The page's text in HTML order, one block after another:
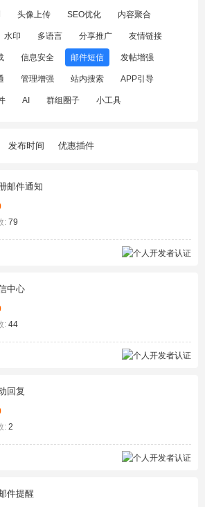
头像上传 SEO优化 内容聚合
水印 多语言 分享推广 友情链接
信息安全 邮件短信 发帖增强
管理增强 站内搜索 APP引导
AI 群组圈子 小工具
发布时间 优惠插件
邮件通知
: 79
中心
: 44
回复
: 2
件提醒